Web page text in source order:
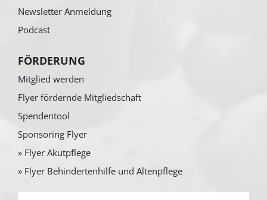
Newsletter Anmeldung
Podcast
FÖRDERUNG
Mitglied werden
Flyer fördernde Mitgliedschaft
Spendentool
Sponsoring Flyer
» Flyer Akutpflege
» Flyer Behindertenhilfe und Altenpflege